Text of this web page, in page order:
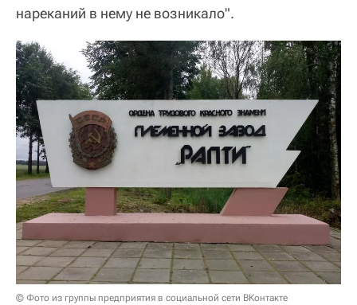
нареканий в нему не возникало".
© Фото из группы предприятия в социальной сети ВКонтакте